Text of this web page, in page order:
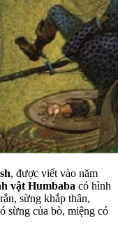
, được viết vào năm
vật Humbaba có hình
sừng khắp thân,
sừng của bò, miệng có